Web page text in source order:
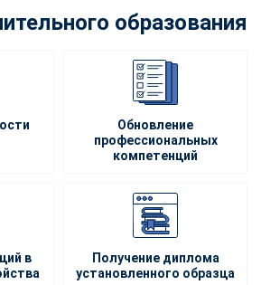
образования
Обновление
профессиональных
компетенций
в
Получение диплома
установленного образца